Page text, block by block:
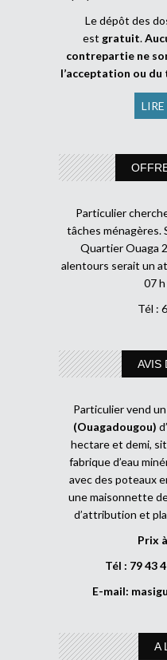
Le dépôt des
est gratuit.
contrepartie ne
l’acceptation ou
Particulier
tâches ménagères.
Quartier Ouaga
alentours serait un
07
Tél :
AVIS
Particulier vend
(Ouagadougou)
hectare et demi,
fabrique d’eau
avec des poteaux
une maisonnette
d’attribution et
Prix
Tél : 79 43
E-mail:
A